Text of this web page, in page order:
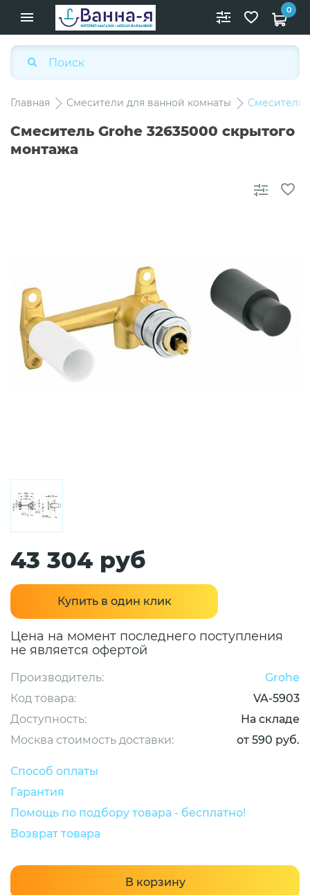
0
Главная Смесители для ванной комнаты Смеситель
Смеситель Grohe 32635000 скрытого
монтажа
43 304 руб
Купить в один клик
Цена на момент последнего поступления
не является офертой
Производитель:
Grohe
Код товара:
VA-5903
Доступность:
На складе
Москва стоимость доставки:
от 590 руб.
Способ оплаты
Гарантия
Помощь по подбору товара - бесплатно!
Возврат товара
В корзину